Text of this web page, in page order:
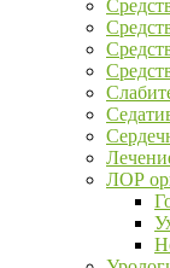
ЛОР